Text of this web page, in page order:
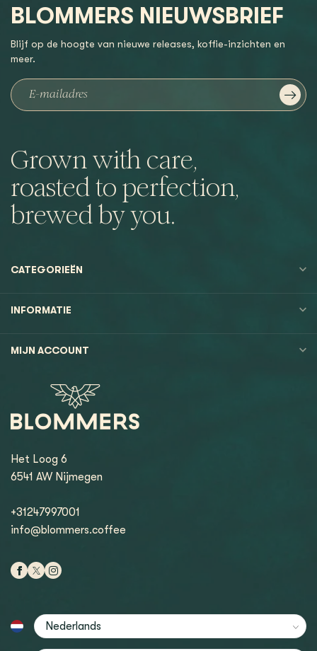
Grown with care,
roasted to perfection,
brewed by you.
BLOMMERS NIEUWSBRIEF
Blijf op de hoogte van nieuwe releases, koffie-inzichten en
meer.
CATEGORIEËN
INFORMATIE
MIJN ACCOUNT
Het Loog 6
6541 AW Nijmegen
+31247997001
info@blommers.coffee